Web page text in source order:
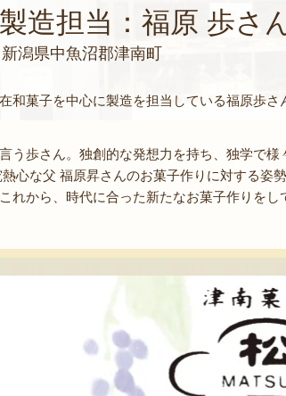
製造担当：福原 歩さ
新潟県中魚沼郡津南町
和菓子を中心に製造を担当している福原歩
う歩さん。独創的な発想力を持ち、独学で様
心な父 福原昇さんのお菓子作りに対する姿
れから、時代に合った新たなお菓子作りを